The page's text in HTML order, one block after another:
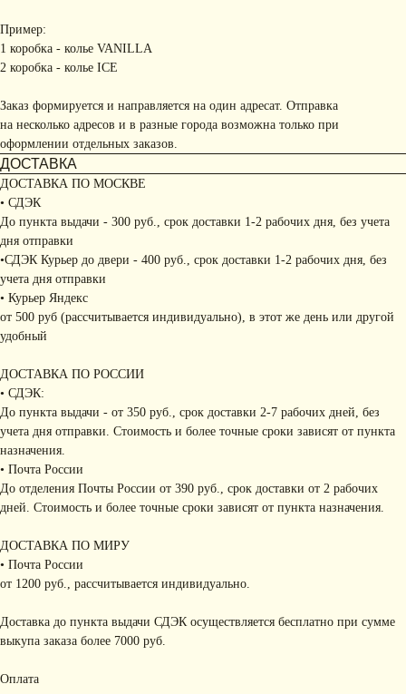
Пример:
1 коробка - колье VANILLA
2 коробка - колье ICE
Заказ формируется и направляется на один адресат. Отправка
на несколько адресов и в разные города возможна только при
оформлении отдельных заказов.
ДОСТАВКА
ДОСТАВКА ПО МОСКВЕ
• СДЭК
До пункта выдачи - 300 руб., срок доставки 1-2 рабочих дня, без учета
дня отправки
•СДЭК Курьер до двери - 400 руб., срок доставки 1-2 рабочих дня, без
учета дня отправки
• Курьер Яндекс
от 500 руб (рассчитывается индивидуально), в этот же день или другой
удобный
ДОСТАВКА ПО РОССИИ
• СДЭК:
До пункта выдачи - от 350 руб., срок доставки 2-7 рабочих дней, без
учета дня отправки. Стоимость и более точные сроки зависят от пункта
назначения.
• Почта России
До отделения Почты России от 390 руб., срок доставки от 2 рабочих
дней. Стоимость и более точные сроки зависят от пункта назначения.
ДОСТАВКА ПО МИРУ
• Почта России
от 1200 руб., рассчитывается индивидуально.
Доставка до пункта выдачи СДЭК осуществляется бесплатно при сумме
выкупа заказа более 7000 руб.
Оплата